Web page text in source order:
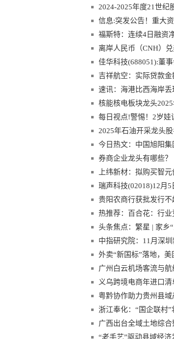
2024-2025年度21世纪
信息:突发公告！重大
福斯特：连续4日融资
离岸人民币（CNH）
佳华科技(688051):董
筹划和实施重大资产重
吉祥航空：实际贷款
速讯：海港比西海岸
核能核电板块龙头
每日视点!警惕！2岁娃
2025年石油开采龙头
今日热文：中国旭阳
券商企业龙头有哪些？
上纬新材：拟购买智
瑞声科技(02018)12月
贵阳农商行获批发行
热推荐：百合花：行
绩会
头条焦点：繁星 | 家乡
中指研究院：11月深
外卖“新国标”落地，
广州白云机场客流与航
义乌跨境电商年进口
粤黔协作助力贵州县域
浙江奉化：“国企联村
广西出台全域土地综
“老手艺”驱动县域经济